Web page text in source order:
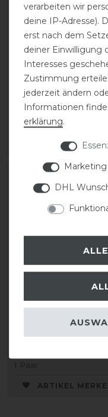
Schuhcreme 150 ml
20,00 € *
150 Milliliter | 133,33 € /
ARTIKEL
DeNiro Sporenriemen
1 Paar
ARTIKEL
verarbeiten wir
deine IP-Adresse).
erst nach dem
deiner Einwilligung
Interesses
Zustimmung
jederzeit ändern
Informationen
erklärung.
Marketing
DHL